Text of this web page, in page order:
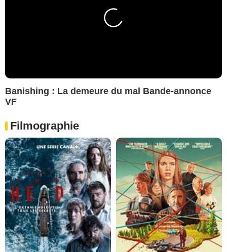
Banishing : La demeure du mal Bande-annonce
VF
Filmographie